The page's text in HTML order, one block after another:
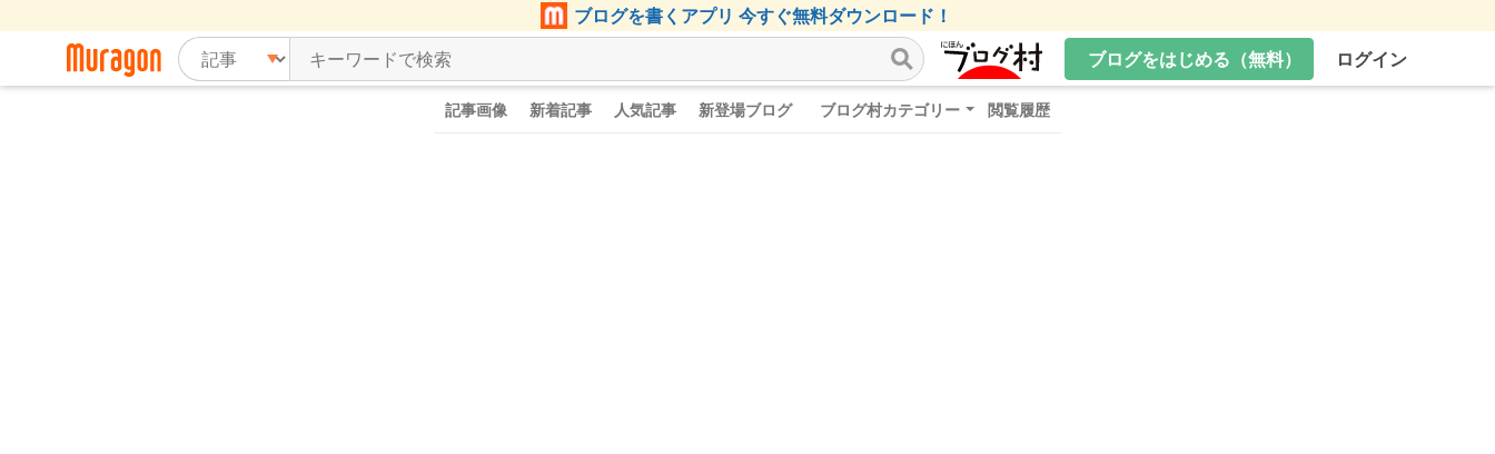
ブログを書くアプリ 今すぐ無料ダウンロード！
ブログをはじめる（無料）
ログイン
記事画像 新着記事 人気記事 新登場ブログ ブログ村カテゴリー 閲覧履歴